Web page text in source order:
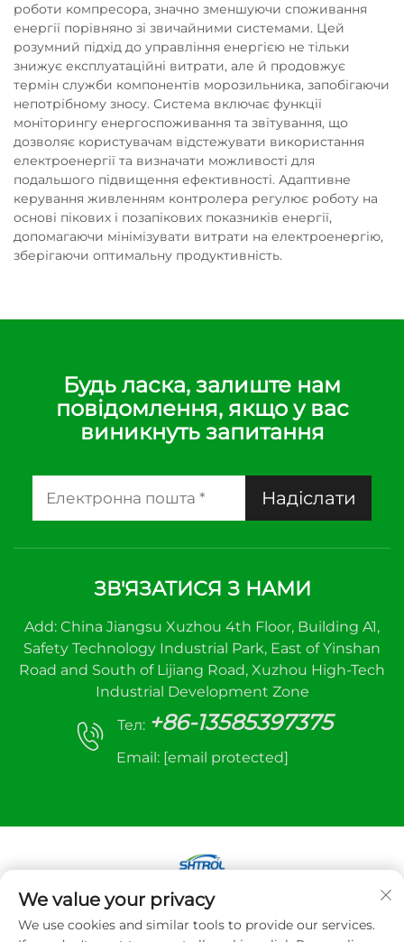
роботи компресора, значно зменшуючи споживання
енергії порівняно зі звичайними системами. Цей
розумний підхід до управління енергією не тільки
знижує експлуатаційні витрати, але й продовжує
термін служби компонентів морозильника, запобігаючи
непотрібному зносу. Система включає функції
моніторингу енергоспоживання та звітування, що
дозволяє користувачам відстежувати використання
електроенергії та визначати можливості для
подальшого підвищення ефективності. Адаптивне
керування живленням контролера регулює роботу на
основі пікових і позапікових показників енергії,
допомагаючи мінімізувати витрати на електроенергію,
зберігаючи оптимальну продуктивність.
Будь ласка, залиште нам
повідомлення, якщо у вас
виникнуть запитання
Надіслати
ЗВ'ЯЗАТИСЯ З НАМИ
Add: China Jiangsu Xuzhou 4th Floor, Building A1,
Safety Technology Industrial Park, East of Yinshan
Road and South of Lijiang Road, Xuzhou High-Tech
Industrial Development Zone
Тел: +86-13585397375
Email: [email protected]
Авторське право © 2025 Xuzhou sanhe
automatic control equipment Co., LTD. Всі права
We value your privacy
We use cookies and similar tools to provide our services.